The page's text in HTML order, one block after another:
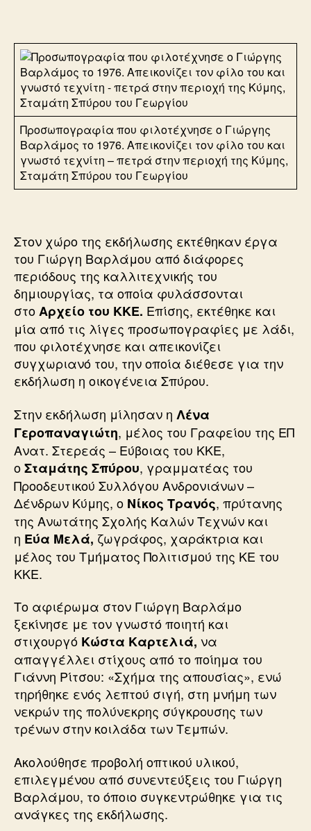
Προσωπογραφία που φιλοτέχνησε ο Γιώργης
Βαρλάμος το 1976. Απεικονίζει τον φίλο του και
γνωστό τεχνίτη – πετρά στην περιοχή της Κύμης,
Σταμάτη Σπύρου του Γεωργίου
Στον χώρο της εκδήλωσης εκτέθηκαν έργα
του Γιώργη Βαρλάμου από διάφορες
περιόδους της καλλιτεχνικής του
δημιουργίας, τα οποία φυλάσσονται
στοΑρχείο του ΚΚΕ. Επίσης, εκτέθηκε και
μία από τις λίγες προσωπογραφίες με λάδι,
που φιλοτέχνησε και απεικονίζει
συγχωριανό του, την οποία διέθεσε για την
εκδήλωση η οικογένεια Σπύρου.
Στην εκδήλωση μίλησαν η Λένα
Γεροπαναγιώτη, μέλος του Γραφείου της ΕΠ
Ανατ. Στερεάς – Εύβοιας του ΚΚΕ,
οΣταμάτης Σπύρου, γραμματέας του
Προοδευτικού Συλλόγου Ανδρονιάνων –
Δένδρων Κύμης, ο Νίκος Τρανός, πρύτανης
της Ανωτάτης Σχολής Καλών Τεχνών και
η Εύα Μελά, ζωγράφος, χαράκτρια και
μέλος του Τμήματος Πολιτισμού της ΚΕ του
ΚΚΕ.
Το αφιέρωμα στον Γιώργη Βαρλάμο
ξεκίνησε με τον γνωστό ποιητή και
στιχουργό Κώστα Καρτελιά, να
απαγγέλλει στίχους από το ποίημα του
Γιάννη Ρίτσου: «Σχήμα της απουσίας», ενώ
τηρήθηκε ενός λεπτού σιγή, στη μνήμη των
νεκρών της πολύνεκρης σύγκρουσης των
τρένων στην κοιλάδα των Τεμπών.
Ακολούθησε προβολή οπτικού υλικού,
επιλεγμένου από συνεντεύξεις του Γιώργη
Βαρλάμου, το όποιο συγκεντρώθηκε για τις
ανάγκες της εκδήλωσης.